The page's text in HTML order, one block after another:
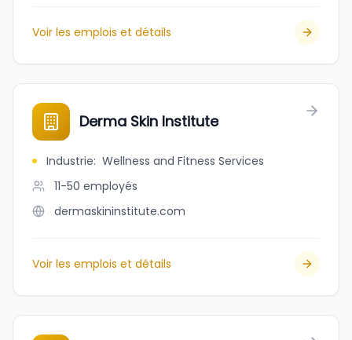
Voir les emplois et détails
Derma Skin Institute
Industrie: Wellness and Fitness Services
11-50 employés
dermaskininstitute.com
Voir les emplois et détails